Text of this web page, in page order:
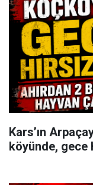
Kars’ın
köyünde, gece